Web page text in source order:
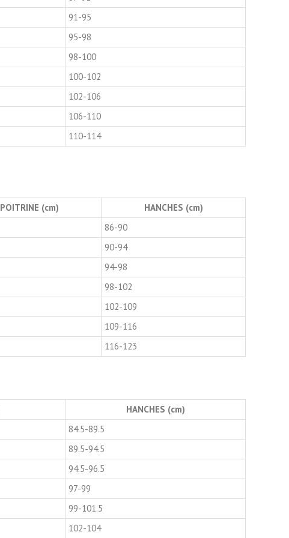
91-95
95-98
98-100
100-102
102-106
106-110
110-114
POITRINE (cm)
HANCHES (cm)
86-90
90-94
94-98
98-102
102-109
109-116
116-123
HANCHES (cm)
84.5-89.5
89.5-94.5
94.5-96.5
97-99
99-101.5
102-104